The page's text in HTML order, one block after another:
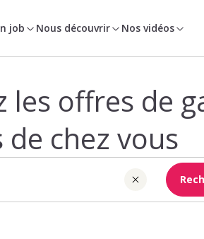
job Nous découvrir Nos vidéos
les offres de
de chez vous